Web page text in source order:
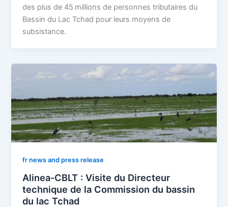
des plus de 45 millions de personnes tributaires du
Bassin du Lac Tchad pour leurs moyens de
subsistance.
fr news and press release
Alinea-CBLT : Visite du Directeur
technique de la Commission du bassin
du lac Tchad